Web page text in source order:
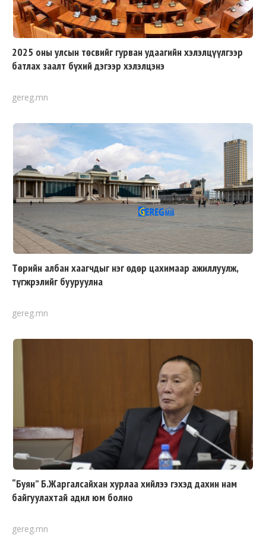
2025 оны улсын төсвийг гурван удаагийн хэлэлцүүлгээр
батлах заалт бүхий дэгээр хэлэлцэнэ
gereg.mn
Төрийн албан хаагчдыг нэг өдөр цахимаар ажиллуулж,
түгжрэлийг бууруулна
gereg.mn
“Буян” Б.Жаргалсайхан хурлаа хийлээ гэхэд дахин нам
байгуулахтай адил юм болно
gereg.mn